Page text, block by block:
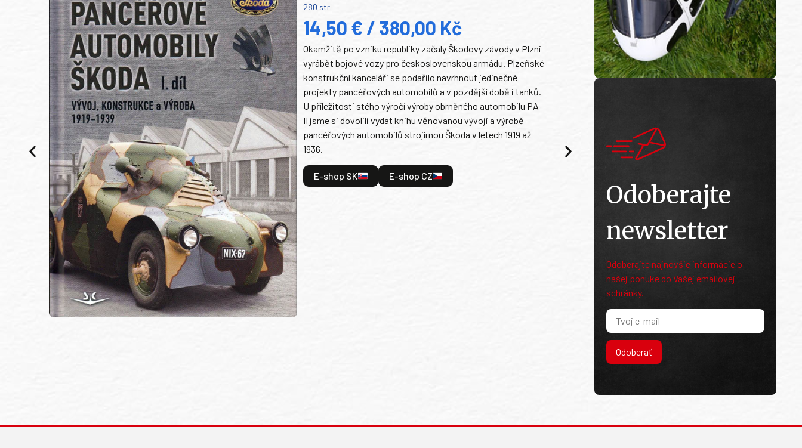
280 str.
14,50 € / 380,00 Kč
Okamžitě po vzniku republiky začaly Škodovy závody v Plzni
vyrábět bojové vozy pro československou armádu. Plzeňské
konstrukční kanceláři se podařilo navrhnout jedinečné
projekty pancéřových automobilů a v pozdější době i tanků.
U příležitosti stého výročí výroby obrněného automobilu PA-
II jsme si dovolili vydat knihu věnovanou vývoji a výrobě
pancéřových automobilů strojírnou Škoda v letech 1919 až
1936.
E-shop SK E-shop CZ
Odoberajte
newsletter
Odoberajte najnovšie informácie o
našej ponuke do Vašej emailovej
schránky.
Odoberať